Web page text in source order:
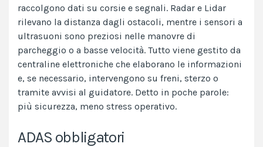
raccolgono dati su corsie e segnali. Radar e Lidar
rilevano la distanza dagli ostacoli, mentre i sensori a
ultrasuoni sono preziosi nelle manovre di
parcheggio o a basse velocità. Tutto viene gestito da
centraline elettroniche che elaborano le informazioni
e, se necessario, intervengono su freni, sterzo o
tramite avvisi al guidatore. Detto in poche parole:
più sicurezza, meno stress operativo.
ADAS obbligatori